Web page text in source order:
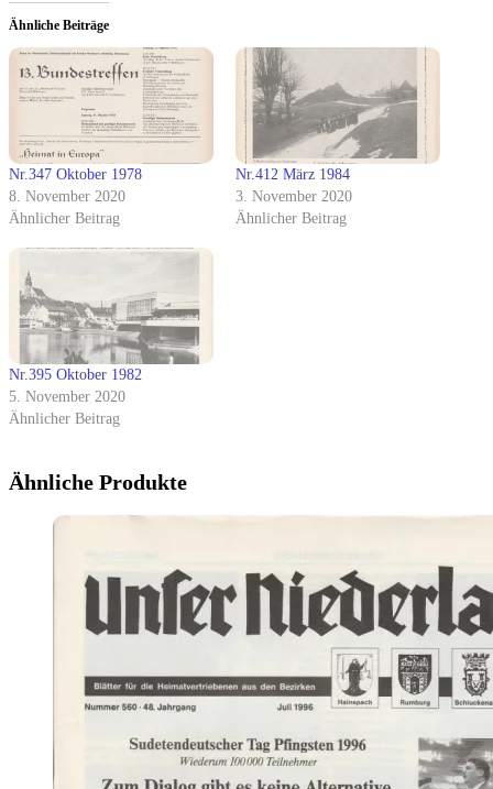
Ähnliche Beiträge
Nr.347 Oktober 1978
8. November 2020
Ähnlicher Beitrag
Nr.412 März 1984
3. November 2020
Ähnlicher Beitrag
Nr.395 Oktober 1982
5. November 2020
Ähnlicher Beitrag
Ähnliche Produkte